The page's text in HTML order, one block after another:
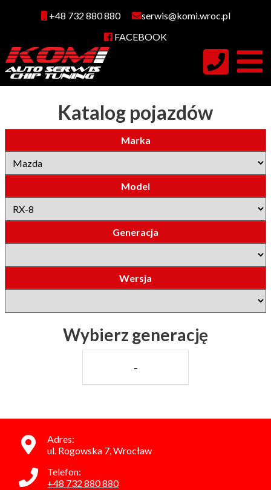
+48 732 880 880
serwis@komi.wroc.pl
FACEBOOK
Katalog pojazdów
Marka
Model
Generacja
Wersja
Wybierz generację
-
Adres:
ul. Rogowska 7, Wrocław
Telefon:
+48 732 880 880